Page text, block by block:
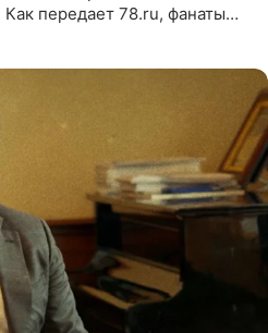
передает 78.ru, фанаты